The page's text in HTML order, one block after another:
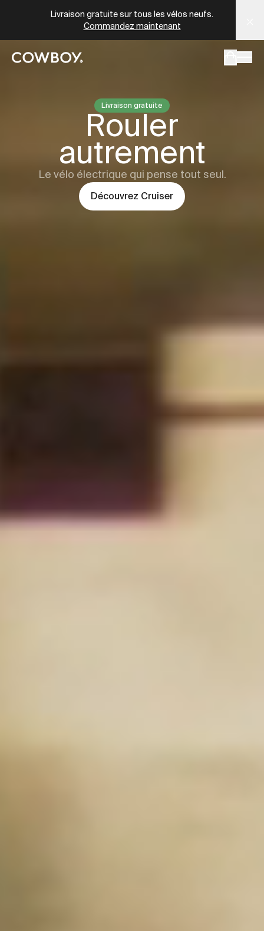
Livraison gratuite sur tous les vélos neufs.
Commandez maintenant
maisil y a des test rides
Cowboy
Rouler
autrement
Le vélo électrique qui pense tout seul.
Livraison gratuite
Découvrez Cruiser